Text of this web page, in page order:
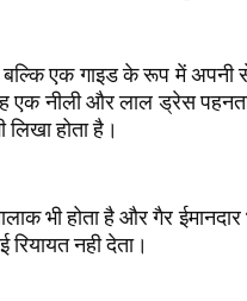
बल्कि एक गाइड के रूप में अपनी
एक नीली और लाल ड्रेस
होता है।
भी होता है और गैर
नही देता।